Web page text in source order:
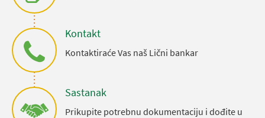
Kontakt
Kontaktiraće Vas naš Lični bankar
Sastanak
Prikupite potrebnu dokumentaciju i dođite u